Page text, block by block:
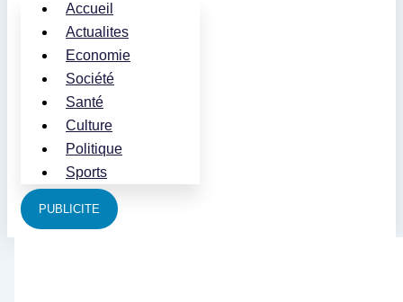
Accueil
Actualites
Economie
Société
Santé
Culture
Politique
Sports
PUBLICITE